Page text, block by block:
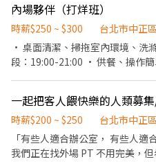
餐點製作、炸物操作 🧼 環境整
培養實用餐飲技能！ ✦
尖峰時薪｜225 元** ✨ **一般時
小時 55 元夜班津貼** ✦
團保、勞退完整保障 ✦
班｜08:00－14:00 🌆 晚班｜
✦ ──────── ✦ ## 📍 工作地
📌 濟南路二段 66 號 1 樓 📌 館
───────── ✦ ## 🎯 我們希
內場夥伴（打烊班）
時薪$250 ~ $300
台北市中正區
• 桌面清潔、掃拖室內環境、洗滌
段：19:00-21:00 •
時薪$200 ~ $250
台北市中正區
「有些人適合辦公室， 有些人適
我們正在找外場 PT 不用完美，但希望你喜歡人，會有人突然生